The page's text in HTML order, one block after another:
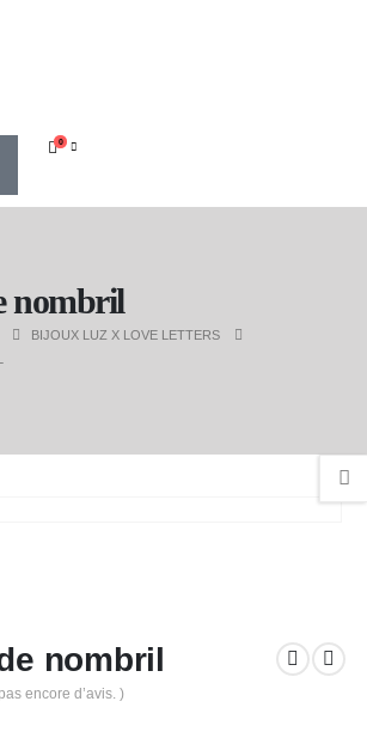
0
nombril
BIJOUX LUZ X LOVE LETTERS
nombril
encore d’avis. )